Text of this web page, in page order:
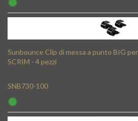
Sunbounce Clip di messa a punto BIG
SCRIM - 4 pezzi
SNB730-100